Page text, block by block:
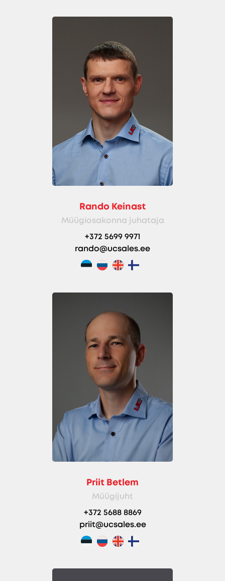
Rando Keinast
Müügiosakonna juhataja
+372 5699 9971
rando@ucsales.ee
Priit Betlem
Müügijuht
+372 5688 8869
priit@ucsales.ee